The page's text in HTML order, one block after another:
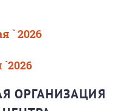
` 2026
ОРГАНИЗАЦИЯ